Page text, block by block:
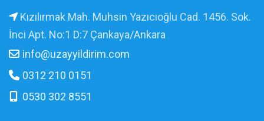
Kızılırmak Mah. Muhsin Yazıcıoğlu Cad. 1456. Sok.
İnci Apt. No:1 D:7 Çankaya/Ankara
info@uzayyildirim.com
0312 210 0151
0530 302 8551